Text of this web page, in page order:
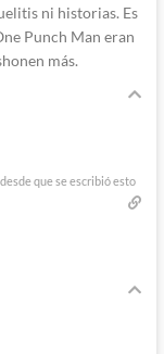
ni historias. Es
Punch Man eran
más.
que se escribió esto